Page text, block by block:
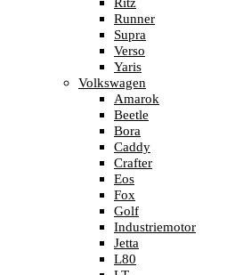
Ritz
Runner
Supra
Verso
Yaris
Volkswagen
Amarok
Beetle
Bora
Caddy
Crafter
Eos
Fox
Golf
Industriemotor
Jetta
L80